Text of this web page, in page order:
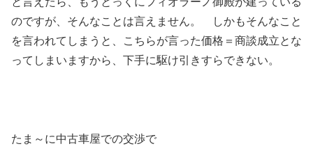
のですが、そんなことは言えません。 しかもそんなこと
を言われてしまうと、こちらが言った価格＝商談成立とな
ってしまいますから、下手に駆け引きすらできない。
たま～に中古車屋での交渉で